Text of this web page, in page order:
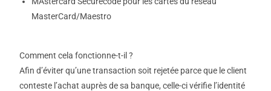
MasterCard/Maestro
Comment cela fonctionne-t-il ?
Afin d’éviter qu’une transaction soit rejetée parce que le client
conteste l’achat auprès de sa banque, celle-ci vérifie l’identité